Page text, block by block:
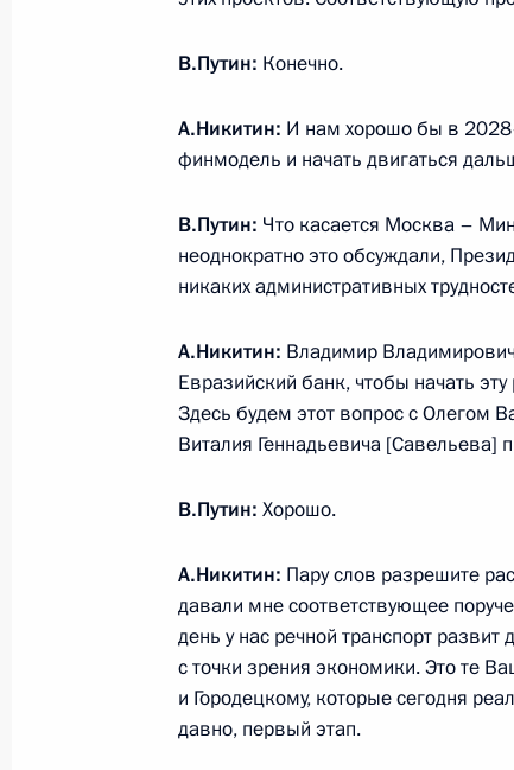
Встреча с губернатором
9 сентября 2024 года, 13:45
Заседание Совета по
и комиссий Госсовета по
экономического развития
29 мая 2024 года, 18:20
Заседание комиссии Госсовета
3 мая 2024 года, 17:30
Расширенное заседание
21 сентября 2023 года, 21:45
В.Путин: Конечно.
А.Никитин: И нам хорошо бы в
финмодель и начать двигаться
В.Путин: Что касается Москва –
неоднократно это обсуждали,
никаких административных
А.Никитин: Владимир
Евразийский банк, чтобы начать
Здесь будем этот вопрос с Олегом
Виталия Геннадьевича [Савельева]
В.Путин: Хорошо.
А.Никитин: Пару слов разрешите
давали мне соответствующее
день у нас речной транспорт
с точки зрения экономики. Это те
и Городецкому, которые сегодня
давно, первый этап.